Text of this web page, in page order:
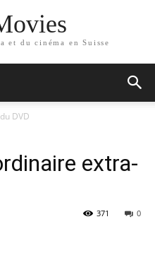
et du cinéma en Suisse
DVD
extra-
0
371